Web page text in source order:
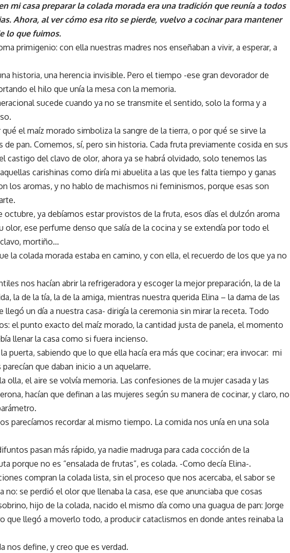
mi casa preparar la colada morada era una tradición que reunía a todos
Ahora, al ver cómo esa rito se pierde, vuelvo a cocinar para mantener
lo que fuimos.
primigenio: con ella nuestras madres nos enseñaban a vivir, a esperar, a
historia, una herencia invisible. Pero el tiempo -ese gran devorador de
el hilo que unía la mesa con la memoria.
sucede cuando ya no se transmite el sentido, solo la forma y a
el maíz morado simboliza la sangre de la tierra, o por qué se sirve la
de pan. Comemos, sí, pero sin historia. Cada fruta previamente cosida en sus
castigo del clavo de olor, ahora ya se habrá olvidado, solo tenemos las
carishinas como diría mi abuelita a las que les falta tiempo y ganas
los aromas, y no hablo de machismos ni feminismos, porque esas son
octubre, ya debíamos estar provistos de la fruta, esos días el dulzón aroma
olor, ese perfume denso que salía de la cocina y se extendía por todo el
mortiño…
la colada morada estaba en camino, y con ella, el recuerdo de los que ya no
nos hacían abrir la refrigeradora y escoger la mejor preparación, la de la
la de la tía, la de la amiga, mientras nuestra querida Elina – la dama de las
llegó un día a nuestra casa- dirigía la ceremonia sin mirar la receta. Todo
el punto exacto del maíz morado, la cantidad justa de panela, el momento
llenar la casa como si fuera incienso.
puerta, sabiendo que lo que ella hacía era más que cocinar; era invocar: mi
que daban inicio a un aquelarre.
olla, el aire se volvía memoria. Las confesiones de la mujer casada y las
hacían que definan a las mujeres según su manera de cocinar, y claro, no
parecíamos recordar al mismo tiempo. La comida nos unía en una sola
pasan más rápido, ya nadie madruga para cada cocción de la
porque no es “ensalada de frutas”, es colada. -Como decía Elina-.
compran la colada lista, sin el proceso que nos acercaba, el sabor se
no: se perdió el olor que llenaba la casa, ese que anunciaba que cosas
hijo de la colada, nacido el mismo día como una guagua de pan: Jorge
que llegó a moverlo todo, a producir cataclismos en donde antes reinaba la
nos define, y creo que es verdad.